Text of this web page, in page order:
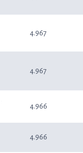
4.967
4.967
4.966
4.966